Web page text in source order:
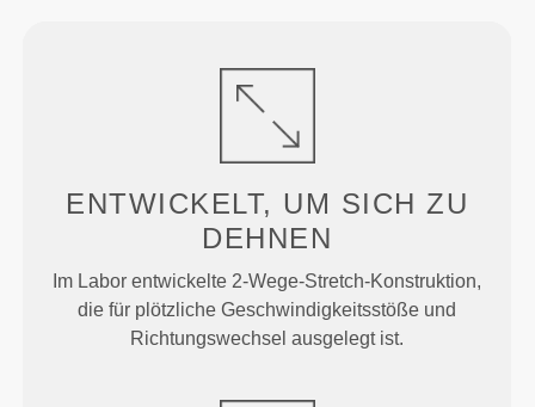
ENTWICKELT, UM SICH ZU
DEHNEN
Im Labor entwickelte 2-Wege-Stretch-Konstruktion,
die für plötzliche Geschwindigkeitsstöße und
Richtungswechsel ausgelegt ist.